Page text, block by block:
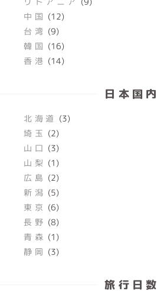
中国 (12)
台湾 (9)
韓国 (16)
香港 (14)
日本国内
北海道 (3)
埼玉 (2)
山口 (3)
山梨 (1)
広島 (2)
新潟 (5)
東京 (6)
長野 (8)
青森 (1)
静岡 (3)
旅行日数